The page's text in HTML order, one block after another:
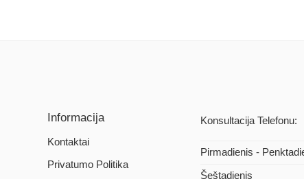
Informacija
Kontaktai
Privatumo Politika
Konsultacija Telefonu:
Pirmadienis -
Šeštadienis